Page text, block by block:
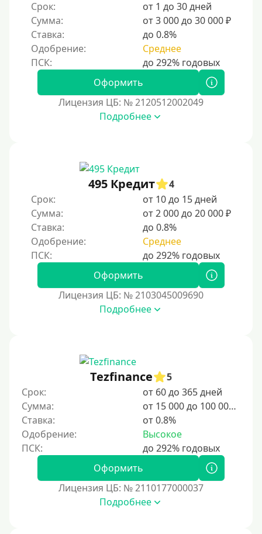
Без электронной почты
С автоматическим одобрением
Без номера телефона
На телефон
Бесплатно и без обязательств
Без звонков и проверок
Онлайн круглосуточно
На карту круглосуточно
Деньги в долг
В долг на карту
Срок
2 недели
15 дней
20 дней
21 день
На месяц
30 дней без процентов
Срок:
от 1 до 30 дней
Сумма:
от 3 000 до 30 000 ₽
Ставка:
до 0.8%
Одобрение:
Среднее
Оформить
Лицензия ЦБ: № 2120512002049
Подробнее
495 Кредит
4
Срок:
от 10 до 15 дней
Сумма:
от 2 000 до 20 000 ₽
Ставка:
до 0.8%
Одобрение:
Среднее
Оформить
Лицензия ЦБ: № 2103045009690
Подробнее
Tezfinance
5
Срок:
от 60 до 365 дней
Сумма:
от 15 000 до 100 000 ₽
Ставка:
от 0.8%
Одобрение:
Высокое
Оформить
Лицензия ЦБ: № 2110177000037
Подробнее